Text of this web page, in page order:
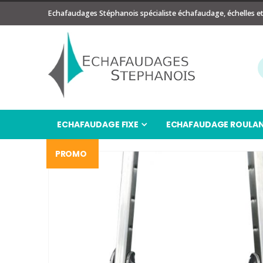
Echafaudages Stéphanois spécialiste échafaudage, échelles
ECHAFAUDAGE FIXE ECHAFAUDAGE
PROMO
Passer
à